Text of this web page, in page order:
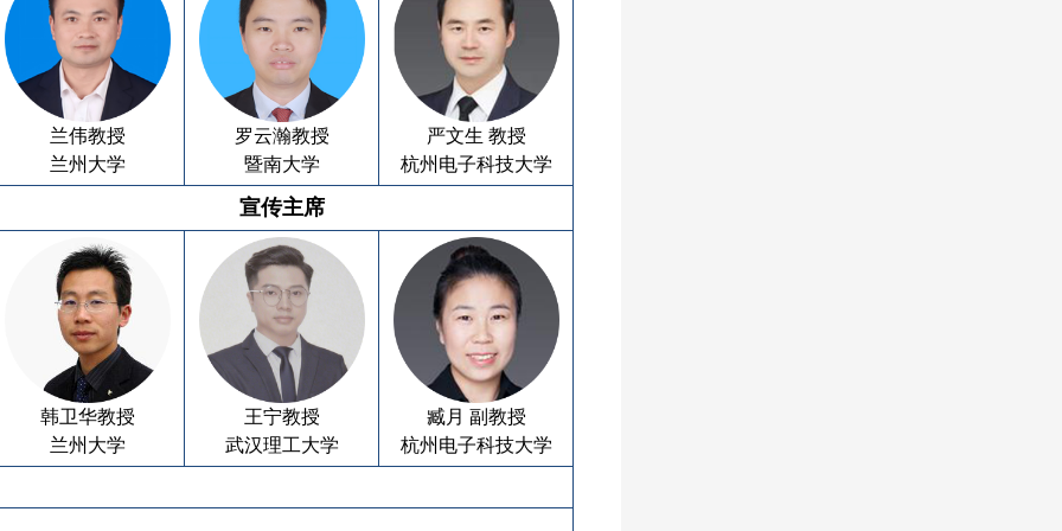
兰伟教授
兰州大学
罗云瀚教授
暨南大学
严文生 教授
杭州电子科技大学
宣传主席
韩卫华教授
兰州大学
王宁教授
武汉理工大学
臧月 副教授
杭州电子科技大学